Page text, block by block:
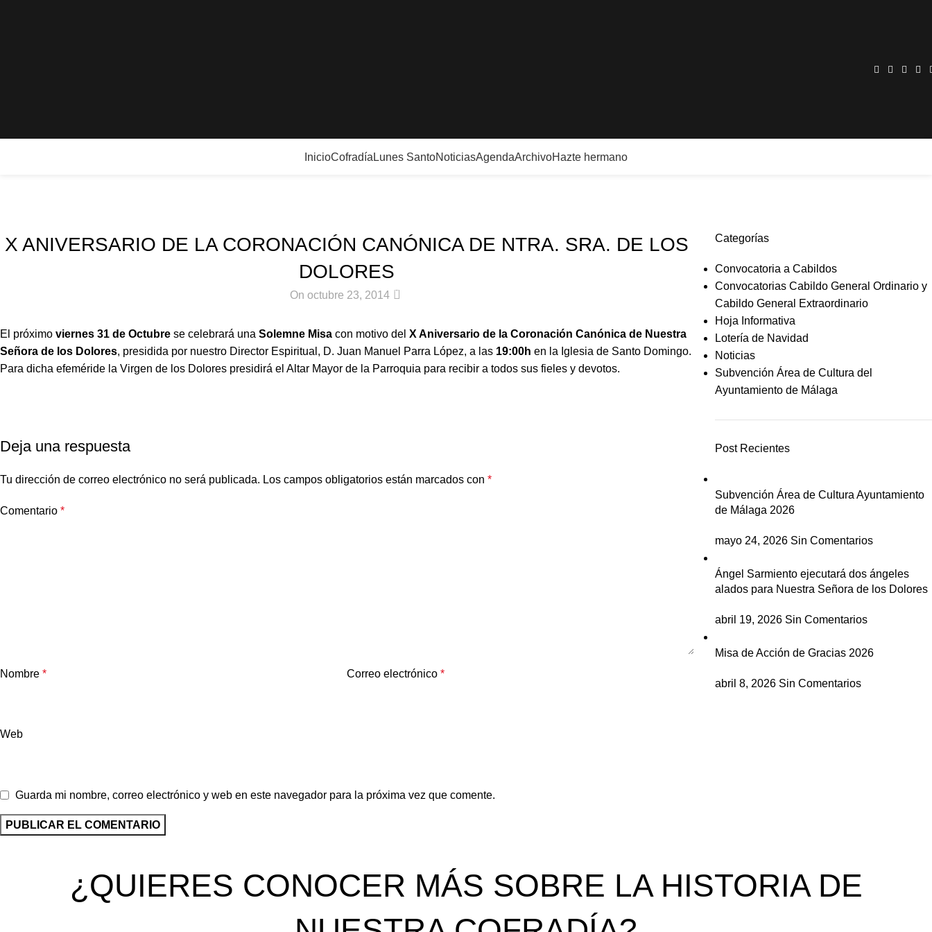
InicioCofradía Lunes SantoNoticiasAgendaArchivoHazte hermano
X ANIVERSARIO DE LA CORONACIÓN CANÓNICA DE NTRA. SRA. DE LOS
DOLORES
On octubre 23, 2014 0
El próximo viernes 31 de Octubre se celebrará una Solemne Misa con motivo del X Aniversario de la Coronación Canónica de Nuestra
Señora de los Dolores, presidida por nuestro Director Espiritual, D. Juan Manuel Parra López, a las 19:00h en la Iglesia de Santo Domingo.
Para dicha efeméride la Virgen de los Dolores presidirá el Altar Mayor de la Parroquia para recibir a todos sus fieles y devotos.
Deja una respuesta
Tu dirección de correo electrónico no será publicada. Los campos obligatorios están marcados con *
Comentario *
Nombre * Correo electrónico*
Web
Guarda mi nombre, correo electrónico y web en este navegador para la próxima vez que comente.
Categorías
Convocatoria a Cabildos
Convocatorias Cabildo General Ordinario y
Cabildo General Extraordinario
Hoja Informativa
Lotería de Navidad
Noticias
Subvención Área de Cultura del
Ayuntamiento de Málaga
Post Recientes
Subvención Área de Cultura Ayuntamiento
de Málaga 2026
mayo 24, 2026 Sin Comentarios
Ángel Sarmiento ejecutará dos ángeles
alados para Nuestra Señora de los Dolores
abril 19, 2026 Sin Comentarios
Misa de Acción de Gracias 2026
abril 8, 2026 Sin Comentarios
¿QUIERES CONOCER MÁS SOBRE LA HISTORIA DE